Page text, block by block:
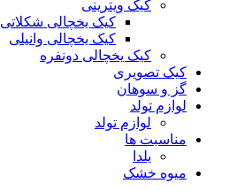
کیک ویترینی
کیک یخچالی شکلاتی
کیک یخچالی وانیلی
کیک یخچالی دونفره
کیک تصویری
گز و سوهان
لوازم تولد
لوازم تولد
مناسبت ها
یلدا
میوه خشک